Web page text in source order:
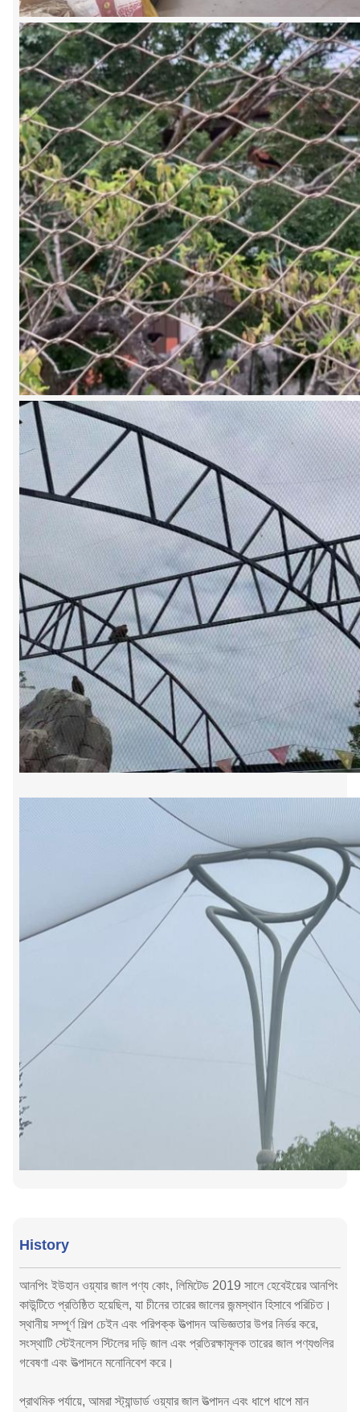
History
আনপিং ইউহান ওয়্যার জাল পণ্য কোং, লিমিটেড 2019 সালে হেবেইয়ের আনপিং
কাউন্টিতে প্রতিষ্ঠিত হয়েছিল, যা চীনের তারের জালের জন্মস্থান হিসাবে পরিচিত।
স্থানীয় সম্পূর্ণ শিল্প চেইন এবং পরিপক্ক উত্পাদন অভিজ্ঞতার উপর নির্ভর করে,
সংস্থাটি স্টেইনলেস স্টিলের দড়ি জাল এবং প্রতিরক্ষামূলক তারের জাল পণ্যগুলির
গবেষণা এবং উত্পাদনে মনোনিবেশ করে।
প্রাথমিক পর্যায়ে, আমরা স্ট্যান্ডার্ড ওয়্যার জাল উত্পাদন এবং ধাপে ধাপে মান